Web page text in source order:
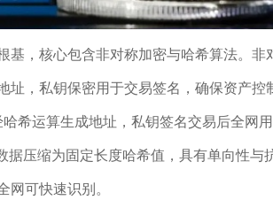
基，核心包含非对称加密与哈希算法。
址，私钥保密用于交易签名，确保资产控
希运算生成地址，私钥签名交易后全网
据压缩为固定长度哈希值，具有单向性与
网可快速识别。